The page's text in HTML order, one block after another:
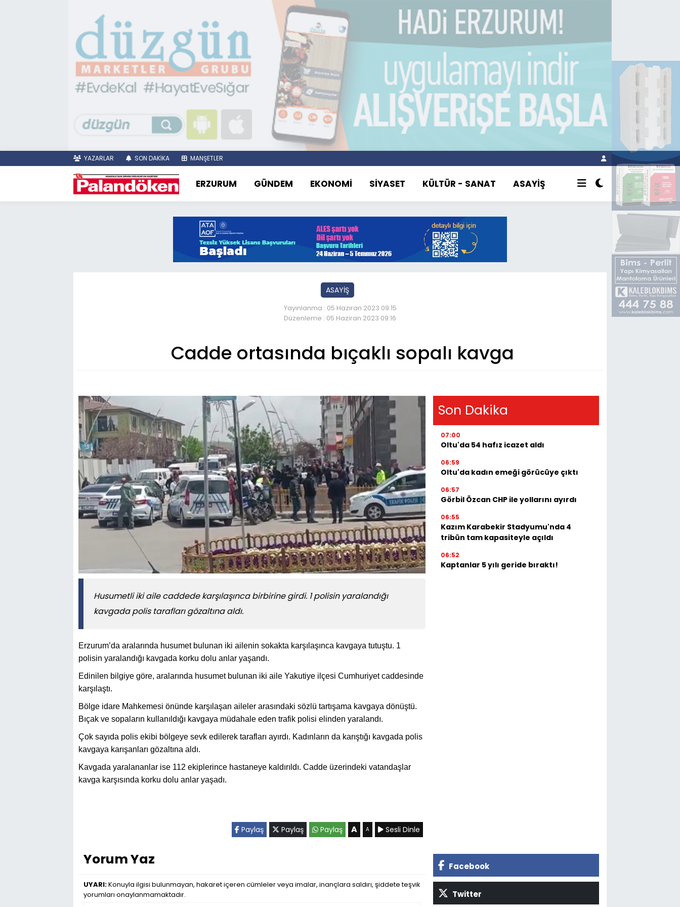
YAZARLAR SON DAKİKA MANŞETLER
ERZURUM GÜNDEM EKONOMİ SİYASET KÜLTÜR - SANAT ASAYİŞ
ASAYİŞ
Yayınlanma : 05 Haziran 2023 09:15
Düzenleme : 05 Haziran 2023 09:16
Cadde ortasında bıçaklı sopalı kavga
Husumetli iki aile caddede karşılaşınca birbirine girdi. 1 polisin yaralandığı
kavgada polis tarafları gözaltına aldı.
Erzurum’da aralarında husumet bulunan iki ailenin sokakta karşılaşınca kavgaya tutuştu. 1
polisin yaralandığı kavgada korku dolu anlar yaşandı.
Edinilen bilgiye göre, aralarında husumet bulunan iki aile Yakutiye ilçesi Cumhuriyet caddesinde
karşılaştı.
Bölge idare Mahkemesi önünde karşılaşan aileler arasındaki sözlü tartışama kavgaya dönüştü.
Bıçak ve sopaların kullanıldığı kavgaya müdahale eden trafik polisi elinden yaralandı.
Çok sayıda polis ekibi bölgeye sevk edilerek tarafları ayırdı. Kadınların da karıştığı kavgada polis
kavgaya karışanları gözaltına aldı.
Kavgada yaralananlar ise 112 ekiplerince hastaneye kaldırıldı. Cadde üzerindeki vatandaşlar
kavga karşısında korku dolu anlar yaşadı.
Paylaş Paylaş Paylaş A A Sesli Dinle
Yorum Yaz
UYARI:Konuyla ilgisi bulunmayan, hakaret içeren cümleler veya imalar, inançlara saldırı, şiddete teşvik
yorumları onaylanmamaktadır.
Son Dakika
07:00
Oltu'da 54 hafız icazet aldı
06:59
Oltu'da kadın emeği görücüye çıktı
06:57
Görbil Özcan CHP ile yollarını ayırdı
06:55
Kazım Karabekir Stadyumu'nda 4
tribün tam kapasiteyle açıldı
06:52
Kaptanlar 5 yılı geride bıraktı!
Facebook
Twitter